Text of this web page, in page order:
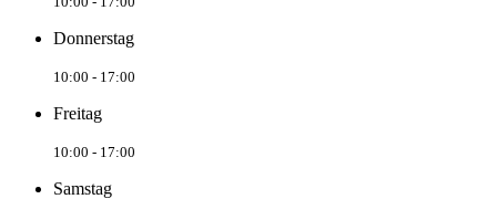
Donnerstag
10:00 - 17:00
Freitag
10:00 - 17:00
Samstag